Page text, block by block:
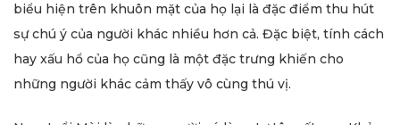
biểu hiện trên khuôn mặt của họ lại là đặc điểm thu hút
sự chú ý của người khác nhiều hơn cả. Đặc biệt, tính cách
hay xấu hổ của họ cũng là một đặc trưng khiến cho
những người khác cảm thấy vô cùng thú vị.